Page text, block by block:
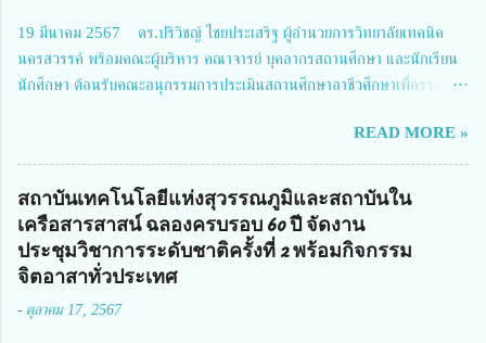
Richmond Stylish Convention Hotel จังหวัดนนทบุรี ดร.วิภารัตน์ ดีอ่อง
ผู้อำนวยการสำนักงานการวิจัยแห่งชาติ กล่าวว่า วช. ในฐานะหน่วยงานบริหาร
จัดการทุนวิจัยและนวัตกรรมได้เล็งเห็นถึงความสำคัญของกา...
19 มีนาคม 2567 ดร.ปริวิชญ์ ไชยประเสริฐ ผู้อำนวยการวิทยาลัยเทคนิค
นครสวรรค์ พร้อมคณะผู้บริหาร คณาจารย์ บุคลากรสถานศึกษา และนักเรียน
นักศึกษา ต้อนรับคณะอนุกรรมการประเมินสถานศึกษาอาชีวศึกษาเพื่อรางวัล
นายจักรภพ เนวะมาตย์ ผู้อำนวยการวิทยาลัยเทคนิคตาก ประธานคณะอนุกร
รมการฯ 1.นายวณิชา คณะใน ผู้ทรงคุณวุฒิ 2.นายภัทธาวุธ โพธา ผู้อำนวย
การวิทยาลัยสารพัดช่างกำแพงเพชร 3.นางสาวหัตถาภรณ์ เสาร์เรือน ผู้อำนวย
การวิทยาลัยการอาชีพบ้านตาก 4.นางเพ็ญศรี ขุนทอง ผู้อำนวยการวิทยาลัย
การอาชีพรัตนประสิทธิ์วิทย์ 5.นายธเนศ คงวังทอง ผู้อำนวยการวิทยาลัย
เกษตรและเทคโนโลยีพิจิตร 6.นายชัยณรงค์ คชมาตย์ ผู้อำนวยการวิทยาลัย
8.นายณัฐกฤต ภูทวี รองผู้อำนวยการวิทยาลัยเทคนิคตาก นายจักรภพ กล่าว
READ MORE »
สถาบันเทคโนโลยีแห่งสุวรรณภูมิและสถาบันใน
เครือสารสาสน์ ฉลองครบรอบ 60 ปี จัดงาน
ประชุมวิชาการระดับชาติครั้งที่ 2 พร้อมกิจกรรม
จิตอาสาทั่วประเทศ
- ตุลาคม 17, 2567